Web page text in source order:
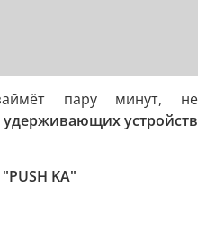
пару минут, не
удерживающих устройств
KA"